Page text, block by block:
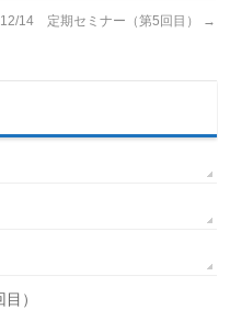
12/14 定期セミナー（第5回目） →
）